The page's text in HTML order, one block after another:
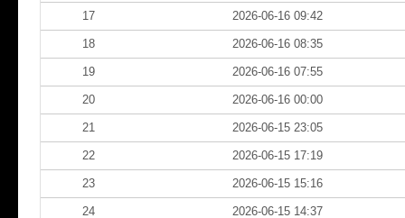
17 2026-06-16 09:42
18 2026-06-16 08:35
19 2026-06-16 07:55
20 2026-06-16 00:00
21 2026-06-15 23:05
22 2026-06-15 17:19
23 2026-06-15 15:16
24 2026-06-15 14:37